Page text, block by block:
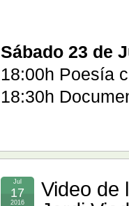
Sábado 23 de
18:00h Poesía
18:30h
Video de
Jul
17
2016